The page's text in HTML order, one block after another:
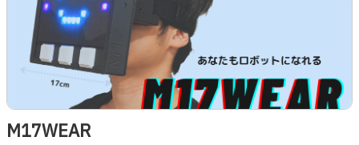
M17WEAR